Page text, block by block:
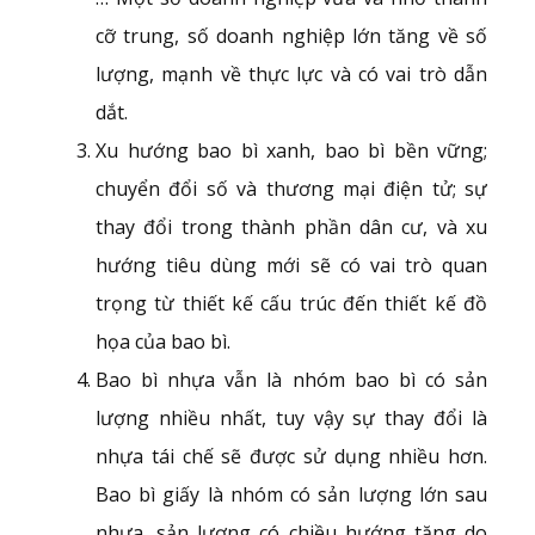
cỡ trung, số doanh nghiệp lớn tăng về số
lượng, mạnh về thực lực và có vai trò dẫn
dắt.
Xu hướng bao bì xanh, bao bì bền vững;
chuyển đổi số và thương mại điện tử; sự
thay đổi trong thành phần dân cư, và xu
hướng tiêu dùng mới sẽ có vai trò quan
trọng từ thiết kế cấu trúc đến thiết kế đồ
họa của bao bì.
Bao bì nhựa vẫn là nhóm bao bì có sản
lượng nhiều nhất, tuy vậy sự thay đổi là
nhựa tái chế sẽ được sử dụng nhiều hơn.
Bao bì giấy là nhóm có sản lượng lớn sau